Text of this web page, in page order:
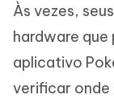
Às vezes,
hardware que
aplicativo
verificar